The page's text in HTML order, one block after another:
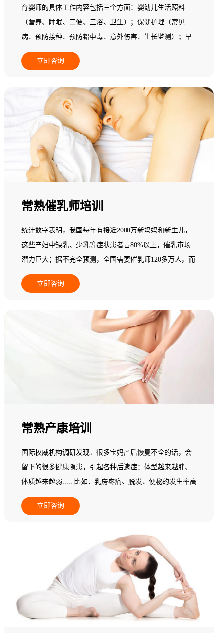
育婴师的具体工作内容包括三个方面：婴幼儿生活照料
（营养、睡眠、二便、三浴、卫生）；保健护理（常见
病、预防接种、预防铅中毒、意外伤害、生长监测）；早
期教育（动作、精细动作、语言能力、认知能力、自理能
力、情绪行为、社会交往和实施个别化教学）。
立即咨询
常熟催乳师培训
统计数字表明，我国每年有接近2000万新妈妈和新生儿，
这些产妇中缺乳、少乳等症状患者占80%以上，催乳市场
潜力巨大；据不完全预测，全国需要催乳师120多万人，而
现在实际从业人员在一个中等城市其数量少于5人，95%以
上的县级地区专业催乳师数量基本为零，全国催乳市场一
后劲无穷，是个朝阳产业！
立即咨询
常熟产康培训
国际权威机构调研发现，很多宝妈产后恢复不全的话，会
留下的很多健康隐患，引起各种后遗症：体型越来越胖、
体质越来越弱......比如：乳房疼痛、脱发、便秘的发生率高
达22%，头晕头痛的比例增加30.5%，胃肠不适增加
16.5%，心悸者增加了22.7%......更多的产后妈妈会发现自
三孩政策将使全国每年增加1800万产妇，其中有33.3%会选
择产后恢复消费。每个产妇平均消费2万元，其中，85%以
上的产妇有产后脊柱、乳房问题，68%有肥胖问题，52%有
体质变弱的问题。因此，做好产后康复是迫在眉睫的事
情。但普通产妇都不具备相关专业知识，不知道如何做产
后康复训练，所以，需要专业的产后康复师来协助。
立即咨询